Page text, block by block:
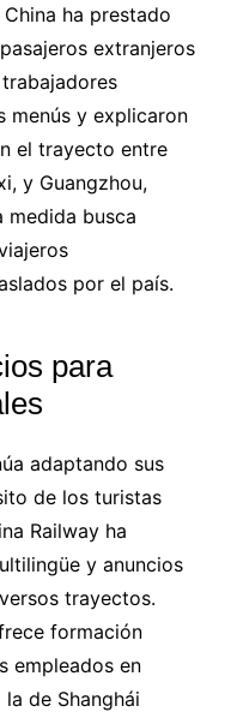
ha prestado
extranjeros
menús y explicaron
el trayecto entre
y Guangzhou,
medida busca
por el país.
para
adaptando sus
de los turistas
Railway ha
y anuncios
trayectos.
formación
empleados en
de Shanghái